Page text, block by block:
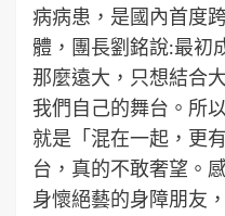
病病患，是國內首度
體，團長劉銘說:最初
那麼遠大，只想結合
我們自己的舞台。所
就是「混在一起，更
台，真的不敢奢望。
身懷絕藝的身障朋友